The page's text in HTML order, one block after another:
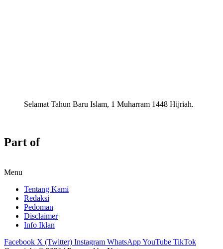
Selamat Tahun Baru Islam, 1 Muharram 1448 Hijriah.
Part of
Menu
Tentang Kami
Redaksi
Pedoman
Disclaimer
Info Iklan
Facebook X (Twitter) Instagram WhatsAppYouTube TikTok